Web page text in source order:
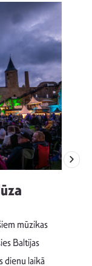
mūzikas
Baltijas
dienu laikā